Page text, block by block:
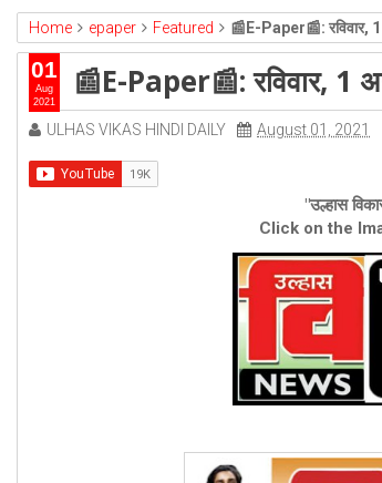
Home epaper Featured 📰E-Paper📰:
📰E-Paper📰: रविवार,
ULHAS VIKAS HINDI DAILY August 01, 2021
"उल्हास
Click on the
01
Aug
2021